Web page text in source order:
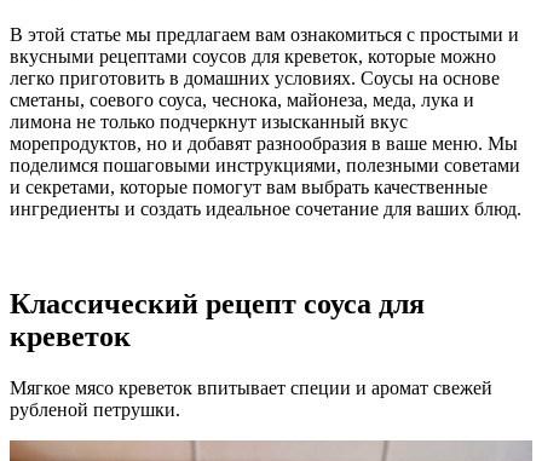
В этой статье мы предлагаем вам ознакомиться с простыми и
вкусными рецептами соусов для креветок, которые можно
легко приготовить в домашних условиях. Соусы на основе
сметаны, соевого соуса, чеснока, майонеза, меда, лука и
лимона не только подчеркнут изысканный вкус
морепродуктов, но и добавят разнообразия в ваше меню. Мы
поделимся пошаговыми инструкциями, полезными советами
и секретами, которые помогут вам выбрать качественные
ингредиенты и создать идеальное сочетание для ваших блюд.
Классический рецепт соуса для
креветок
Мягкое мясо креветок впитывает специи и аромат свежей
рубленой петрушки.